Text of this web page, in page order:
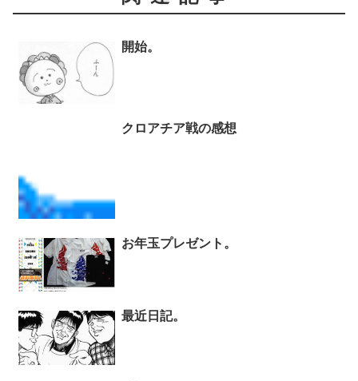
開始。
クロアチア戦の感想
お年玉プレゼント。
最近日記。